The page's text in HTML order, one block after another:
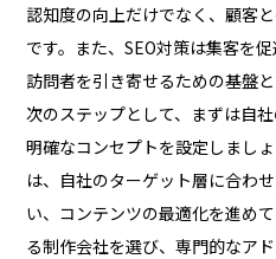
認知度の向上だけでなく、顧客
です。また、SEO対策は集客を
訪問者を引き寄せるための基盤と
次のステップとして、まずは自
明確なコンセプトを設定しまし
は、自社のターゲット層に合わ
い、コンテンツの最適化を進め
る制作会社を選び、専門的なア